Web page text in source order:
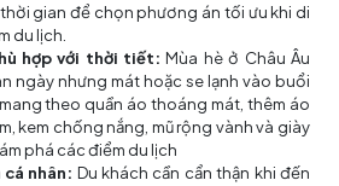
gian để chọn phương án tối ưu khi di
du lịch.
hợp với thời tiết: Mùa hè ở Châu Âu
ngày nhưng mát hoặc se lạnh vào buổi
theo quần áo thoáng mát, thêm áo
kem chống nắng, mũ rộng vành và giày
phá các điểm du lịch
nhân: Du khách cần cẩn thận khi đến